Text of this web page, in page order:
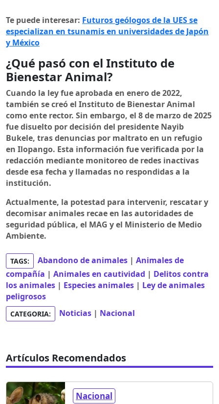
Te puede interesar: Futuros geólogos de la UES se
especializan en tsunamis en universidades de Japón
y México
¿Qué pasó con el Instituto de
Bienestar Animal?
Cuando la ley fue aprobada en enero de 2022,
también se creó el Instituto de Bienestar Animal
como ente rector. Sin embargo, el 8 de marzo de 2025
fue disuelto por decisión del presidente Nayib
Bukele, tras denuncias por maltrato en un refugio
en Ilopango. Esta información fue verificada por la
redacción mediante monitoreo de redes inactivas
desde esa fecha y llamadas no respondidas a la
institución.
Actualmente, la potestad para intervenir, rescatar y
decomisar animales recae en las autoridades de
seguridad pública, el MAG y el Ministerio de Medio
Ambiente.
TAGS: Abandono de animales | Animales de
compañía | Animales en cautividad | Delitos contra
los animales | Especies animales | Ley de animales
peligrosos
CATEGORIA: Noticias | Nacional
Artículos Recomendados
Nacional